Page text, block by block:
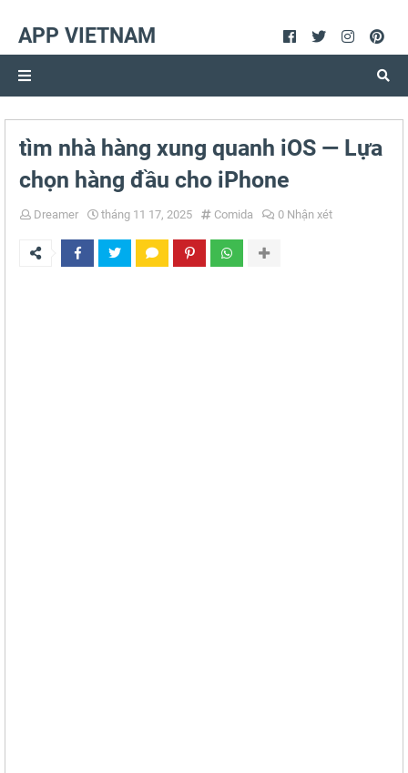
APP VIETNAM
tìm nhà hàng xung quanh iOS — Lựa
chọn hàng đầu cho iPhone
Dreamer tháng 11 17, 2025 Comida 0 Nhận xét